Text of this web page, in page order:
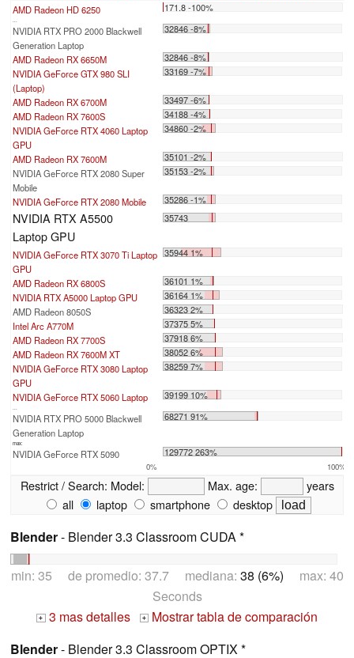
AMD Radeon HD 6250 171.8 -100%
...
NVIDIA RTX PRO 2000 Blackwell
Generation Laptop
32846 -8%
AMD Radeon RX 6650M
32846 -8%
NVIDIA GeForce GTX 980 SLI
(Laptop)
33169 -7%
AMD Radeon RX 6700M
33497 -6%
AMD Radeon RX 7600S
34188 -4%
NVIDIA GeForce RTX 4060 Laptop
GPU
34860 -2%
AMD Radeon RX 7600M
35101 -2%
NVIDIA GeForce RTX 2080 Super
Mobile
35153 -2%
NVIDIA GeForce RTX 2080 Mobile 35286 -1%
NVIDIA RTX A5500
Laptop GPU
35743
NVIDIA GeForce RTX 3070 Ti Laptop
GPU
35944 1%
AMD Radeon RX 6800S
36101 1%
NVIDIA RTX A5000 Laptop GPU
36164 1%
AMD Radeon 8050S
36323 2%
Intel Arc A770M
37375 5%
AMD Radeon RX 7700S
37918 6%
AMD Radeon RX 7600M XT
38052 6%
NVIDIA GeForce RTX 3080 Laptop
GPU
38259 7%
NVIDIA GeForce RTX 5060 Laptop 39199 10%
...
NVIDIA RTX PRO 5000 Blackwell
Generation Laptop
68271 91%
max:
NVIDIA GeForce RTX 5090 129772 263%
0% 100%
Restrict / Search: Model: Max. age:
years
all
laptop smartphone desktop
Blender- Blender 3.3 Classroom CUDA *
min: 35 de promedio: 37.7 mediana: 38 (6%) max: 40
Seconds
+ 3 mas detalles +
Mostrar tabla de comparación
Blender- Blender 3.3 Classroom OPTIX *